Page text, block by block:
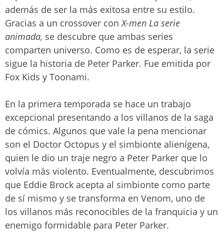
además de ser la más exitosa entre su estilo.
Gracias a un crossover con X-men La serie
animada, se descubre que ambas series
comparten universo. Como es de esperar, la serie
sigue la historia de Peter Parker. Fue emitida por
Fox Kids y Toonami.
En la primera temporada se hace un trabajo
excepcional presentando a los villanos de la saga
de cómics. Algunos que vale la pena mencionar
son el Doctor Octopus y el simbionte alienígena,
quien le dio un traje negro a Peter Parker que lo
volvía más violento. Eventualmente, descubrimos
que Eddie Brock acepta al simbionte como parte
de sí mismo y se transforma en Venom, uno de
los villanos más reconocibles de la franquicia y un
enemigo formidable para Peter Parker.